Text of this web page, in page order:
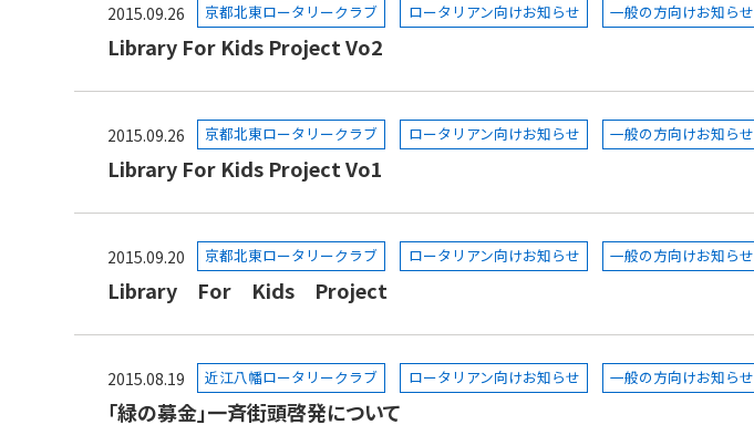
2015.09.26 京都北東ロータリークラブ ロータリアン向けお知らせ 一般の方向けお知らせ
Library For Kids Project Vo2
2015.09.26 京都北東ロータリークラブ ロータリアン向けお知らせ 一般の方向けお知らせ
Library For Kids Project Vo1
2015.09.20 京都北東ロータリークラブ ロータリアン向けお知らせ 一般の方向けお知らせ
Library For Kids Project
2015.08.19 近江八幡ロータリークラブ ロータリアン向けお知らせ 一般の方向けお知らせ
「緑の募金」一斉街頭啓発について